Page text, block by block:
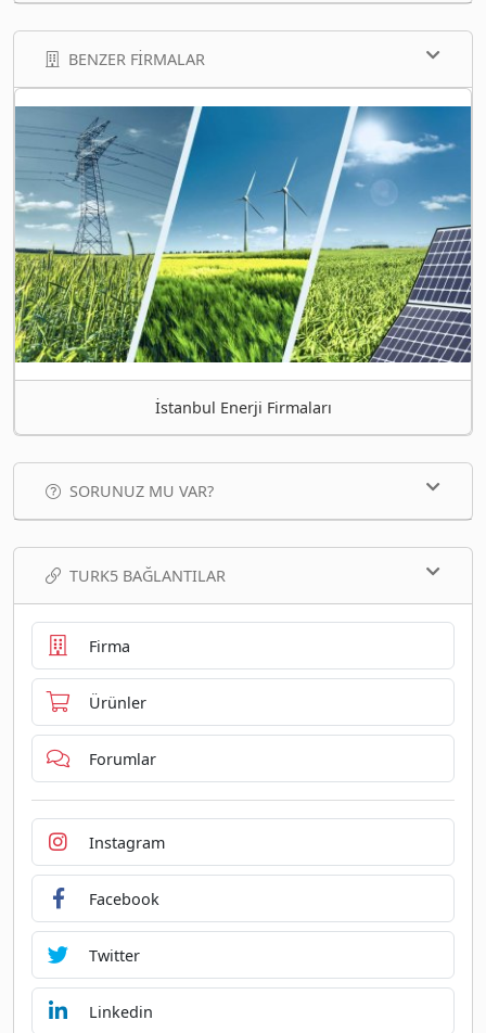
BENZER FIRMALAR
İstanbul Enerji Firmaları
SORUNUZ MU VAR?
TURK5 BAĞLANTILAR
Firma
Ürünler
Forumlar
Instagram
Facebook
Twitter
Linkedin